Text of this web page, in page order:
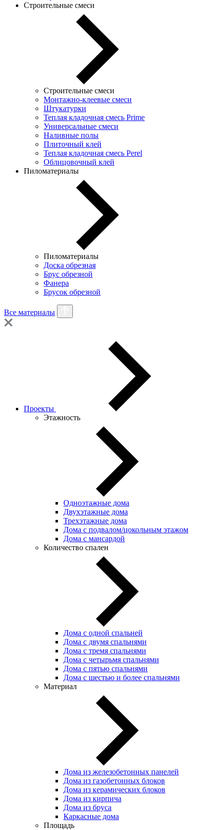
Строительные смеси
Строительные смеси
Монтажно-клеевые смеси
Штукатурки
Теплая кладочная смесь Prime
Универсальные смеси
Наливные полы
Плиточный клей
Теплая кладочная смесь Perel
Облицовочный клей
Пиломатериалы
Пиломатериалы
Доска обрезная
Брус обрезной
Фанера
Брусок обрезной
Все материалы
Проекты
Этажность
Одноэтажные дома
Двухэтажные дома
Трехэтажные дома
Дома с подвалом/цокольным этажом
Дома с мансардой
Количество спален
Дома с одной спальней
Дома с двумя спальнями
Дома с тремя спальнями
Дома с четырьмя спальнями
Дома с пятью спальнями
Дома с шестью и более спальнями
Материал
Дома из железобетонных панелей
Дома из газобетонных блоков
Дома из керамических блоков
Дома из кирпича
Дома из бруса
Каркасные дома
Площадь